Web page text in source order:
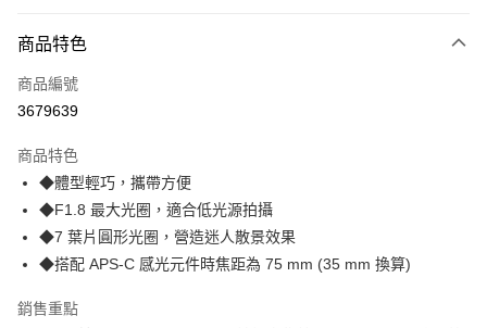
信用卡一次付款
LINE Pay
悠遊付
運送方式
宅配
商品特色
商品編號
3679639
商品特色
◆體型輕巧，攜帶方便
◆F1.8 最大光圈，適合低光源拍攝
◆7 葉片圓形光圈，營造迷人散景效果
◆搭配 APS-C 感光元件時焦距為 75 mm (35 mm 換算)
銷售重點